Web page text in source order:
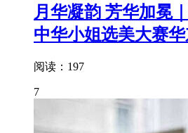
月华凝韵 芳华加冕
中华小姐选美大赛
阅读：197
7